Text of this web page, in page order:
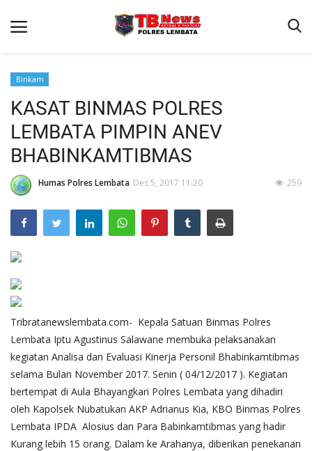
Beranda
Binkam
Terms & Conditions
Giat Ops
Reskrim
Polisi Kita
Lantas
Binkam
KASAT BINMAS POLRES
LEMBATA PIMPIN ANEV
BHABINKAMTIBMAS
Humas Polres Lembata Des 5, 2017 11:20 259
Tribratanewslembata.com- Kepala Satuan Binmas Polres
Lembata Iptu Agustinus Salawane membuka pelaksanakan
kegiatan Analisa dan Evaluasi Kinerja Personil Bhabinkamtibmas
selama Bulan November 2017. Senin ( 04/12/2017 ). Kegiatan
bertempat di Aula Bhayangkari Polres Lembata yang dihadiri
oleh Kapolsek Nubatukan AKP Adrianus Kia, KBO Binmas Polres
Lembata IPDA Alosius dan Para Babinkamtibmas yang hadir
Kurang lebih 15 orang. Dalam ke Arahanya, diberikan penekanan